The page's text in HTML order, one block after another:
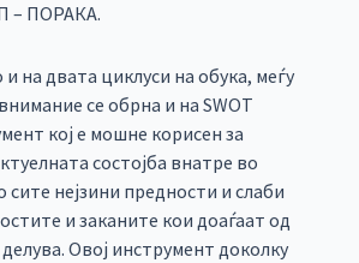
– ПОРАКА.
на двата циклуси на обука, меѓу
се обрна и на SWOT
кој е мошне корисен за
состојба внатре во
сите нејзини предности и слаби
и заканите кои доаѓаат од
Овој инструмент доколку